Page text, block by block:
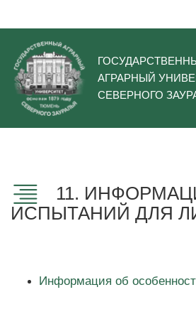
АГРАРНЫЙ
СЕВЕРНОГО
11.
ИСПЫТАНИЙ ДЛЯ
Информация об